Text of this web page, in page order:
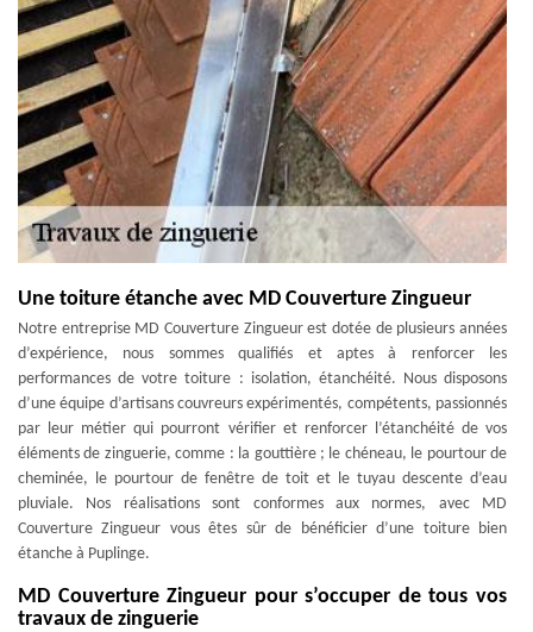
Une toiture étanche avec MD Couverture Zingueur
Notre entreprise MD Couverture Zingueur est dotée de plusieurs années
d’expérience, nous sommes qualifiés et aptes à renforcer les
performances de votre toiture : isolation, étanchéité. Nous disposons
d’une équipe d’artisans couvreurs expérimentés, compétents, passionnés
par leur métier qui pourront vérifier et renforcer l’étanchéité de vos
éléments de zinguerie, comme : la gouttière ; le chéneau, le pourtour de
cheminée, le pourtour de fenêtre de toit et le tuyau descente d’eau
pluviale. Nos réalisations sont conformes aux normes, avec MD
Couverture Zingueur vous êtes sûr de bénéficier d’une toiture bien
étanche à Puplinge.
MD Couverture Zingueur pour s’occuper de tous vos
travaux de zinguerie